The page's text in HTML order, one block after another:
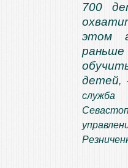
700
этом
раньше
детей,
служба